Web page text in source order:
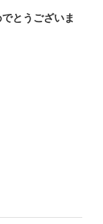
とうございま